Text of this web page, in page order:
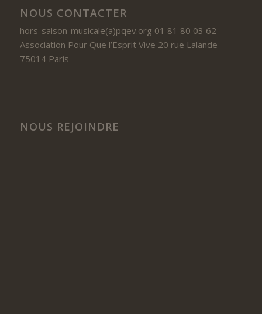
NOUS CONTACTER
hors-saison-musicale(a)pqev.org 01 81 80 03 62
Association Pour Que l’Esprit Vive 20 rue Lalande
75014 Paris
NOUS REJOINDRE